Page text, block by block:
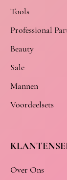
Tools
Professional
Beauty
Sale
Mannen
Voordeelsets
Over Ons